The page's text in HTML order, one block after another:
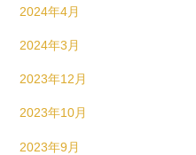
2024年4月
2024年3月
2023年12月
2023年10月
2023年9月